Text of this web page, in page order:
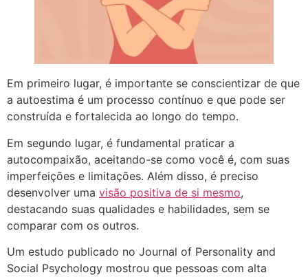
Em primeiro lugar, é importante se conscientizar de que
a autoestima é um processo contínuo e que pode ser
construída e fortalecida ao longo do tempo.
Em segundo lugar, é fundamental praticar a
autocompaixão, aceitando-se como você é, com suas
imperfeições e limitações. Além disso, é preciso
desenvolver uma visão positiva de si mesmo,
destacando suas qualidades e habilidades, sem se
comparar com os outros.
Um estudo publicado no Journal of Personality and
Social Psychology mostrou que pessoas com alta